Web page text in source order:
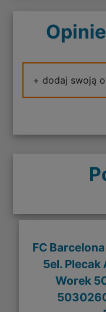
+ dodaj swoją
FC
5el.
Worek